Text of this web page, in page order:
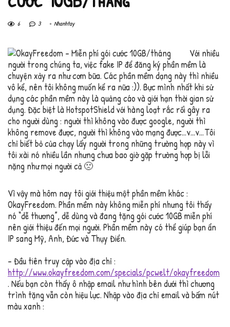
6 3 Nhanhtay
Với nhiều
người trong chúng ta, việc fake IP để đăng ký phần mềm là
chuyện xảy ra như cơm bữa. Các phần mềm dạng này thì nhiều
vô kể, nên tôi không muốn kể ra nữa :)). Bực mình nhất khi sử
dụng các phần mềm này là quảng cáo và giới hạn thời gian sử
dụng. Đặc biệt là HotspotShield với hàng loạt rắc rối gây ra
cho người dùng : người thì không vào được google, người thì
không remove được, người thì không vào mạng được…v…v…Tôi
chỉ biết bỏ của chạy lấy người trong những trường hợp này vì
tôi xài nó nhiều lần nhưng chưa bao giờ gặp trường hợp bị lỗi
nặng như mọi người cả 🙁
Vì vậy mà hôm nay tôi giới thiệu một phần mềm khác :
OkayFreedom. Phần mềm này không miễn phí nhưng tôi thấy
nó “dễ thương”, dễ dùng và đang tặng gói cước 10GB miễn phí
nên giới thiệu đến mọi người. Phần mềm này có thể giúp bạn ẩn
IP sang Mỹ, Anh, Đức và Thụy Điển.
– Đầu tiên truy cập vào địa chỉ :
http://www.okayfreedom.com/specials/pcwelt/okayfreedom
. Nếu bạn còn thấy ô nhập email như hình bên dưới thì chương
trình tặng vẫn còn hiệu lực. Nhập vào địa chỉ email và bấm nút
màu xanh :